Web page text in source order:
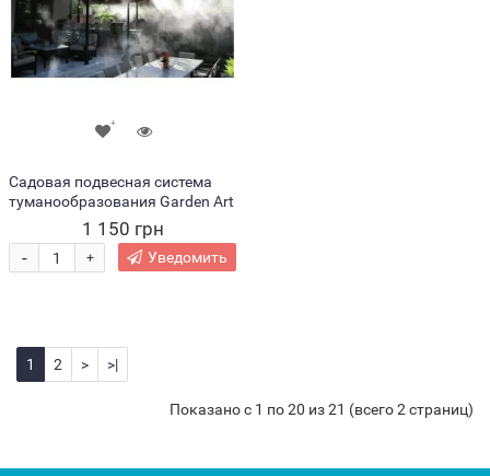
Садовая подвесная система
туманообразования Garden Art
1 150 грн
+
- Уведомить
1 2 > >|
Показано с 1 по 20 из 21 (всего 2 страниц)